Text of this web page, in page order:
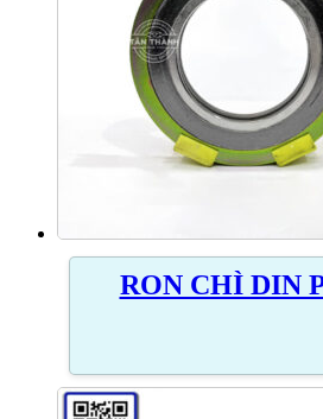
RON CHÌ DIN